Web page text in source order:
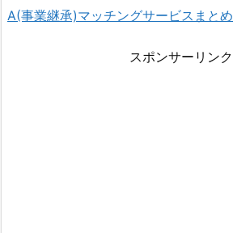
A(事業継承)マッチングサービスまとめ
スポンサーリンク